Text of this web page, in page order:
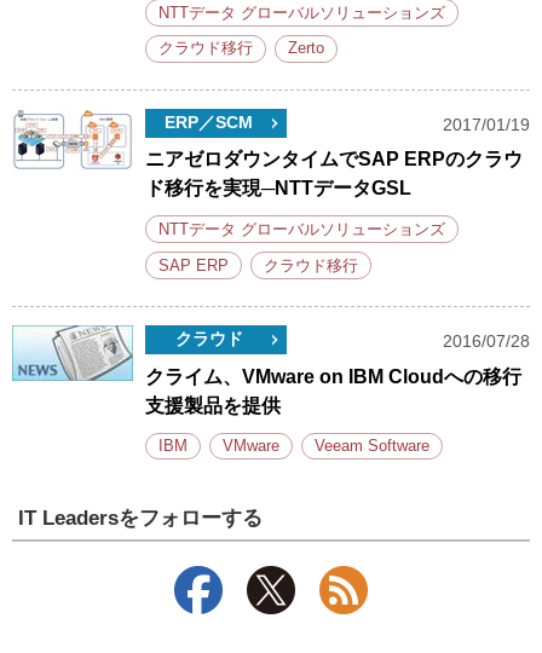
NTTデータ グローバルソリューションズ
クラウド移行 Zerto
ERP／SCM 2017/01/19
ニアゼロダウンタイムでSAP ERPのクラウ
ド移行を実現─NTTデータGSL
NTTデータ グローバルソリューションズ
SAP ERP クラウド移行
クラウド 2016/07/28
クライム、VMware on IBM Cloudへの移行
支援製品を提供
IBM VMware Veeam Software
IT Leadersをフォローする